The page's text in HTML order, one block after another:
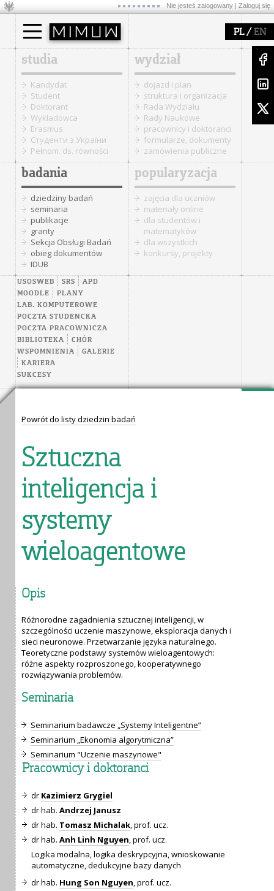
Nie jesteś zalogowany | Zaloguj się
PL/ EN
studia
Kandydat
Student
Doktorant
Wykładowca
Erasmus
Cтуденти з України
Pełnom. ds. równości
wydział
dojazd i plan
struktura i organizacja
Rada Wydziału
Rady Naukowe
pracownicy i doktoranci
formularze, dokumenty
zamówienia publiczne
badania
dziedziny badań
seminaria
publikacje
granty
Sekcja Obsługi Badań
obieg dokumentów
IDUB
popularyzacja
zajęcia dla uczniów
materiały online
dla studentów i
matematyków
dla wszystkich
konkursy, projekty
USOSWEB SRS
APD
MOODLE
PLANY
LAB. KOMPUTEROWE
POCZTA STUDENCKA
POCZTA PRACOWNICZA
BIBLIOTEKA
CHÓR
WSPOMNIENIA
GALERIE
KARIERA
SUKCESY
Powrót do listy dziedzin badań
Sztuczna
inteligencja i
systemy
wieloagentowe
Opis
Różnorodne zagadnienia sztucznej inteligencji, w
szczególności uczenie maszynowe, eksploracja danych i
sieci neuronowe. Przetwarzanie języka naturalnego.
Teoretyczne podstawy systemów wieloagentowych:
różne aspekty rozproszonego, kooperatywnego
rozwiązywania problemów.
Seminaria
Seminarium badawcze „Systemy Inteligentne”
Seminarium „Ekonomia algorytmiczna”
Seminarium "Uczenie maszynowe"
Pracownicy i doktoranci
dr Kazimierz Grygiel
dr hab. Andrzej Janusz
dr hab. Tomasz Michalak, prof. ucz.
dr hab. Anh Linh Nguyen, prof. ucz.
Logika modalna, logika deskrypcyjna, wnioskowanie
automatyczne, dedukcyjne bazy danych
dr hab. Hung Son Nguyen, prof. ucz.